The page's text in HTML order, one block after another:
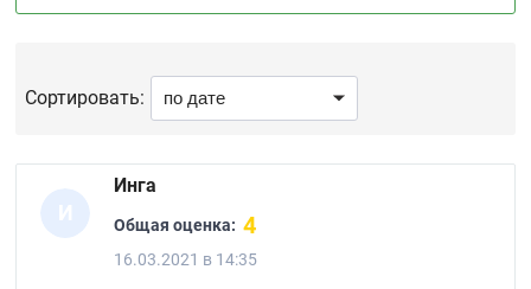
Сортировать:
И
Инга
Общая оценка: 4
16.03.2021 в 14:35